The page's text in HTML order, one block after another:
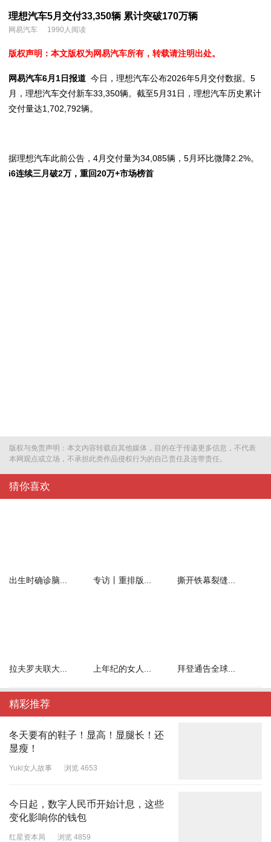
理想汽车5月交付33,350辆 累计突破170万辆
网易汽车 1990人阅读
版权声明：本文版权为网易汽车所有，转载请注明出处。
网易汽车6月1日报道 今日，理想汽车公布2026年5月交付数据。5
月，理想汽车交付新车33,350辆。截至5月31日，理想汽车历史累计
交付量达1,702,792辆。
据理想汽车此前公告，4月交付量为34,085辆，5月环比微降2.2%。
i6连续三月破2万，重回20万+市场榜首
版权与免责声明：本文内容转载自其他媒体，目的在于传递更多信息，不代表
本网观点或立场，不承担此类作品侵权行为的自己责任及连带责任。
猜你喜欢
出生时确诊脑... 专访丨重排版... 撕开铁幕裂缝...
拉夫罗夫联大... 上年纪的女人... 拜登通告全球...
精彩推荐
冬天要有的鞋子！显高！显腿长！还
显瘦！
Yuki女人故事 浏览 4653
今日起，数字人民币开始计息，这些
变化影响你的钱包
红星资本局 浏览 4859